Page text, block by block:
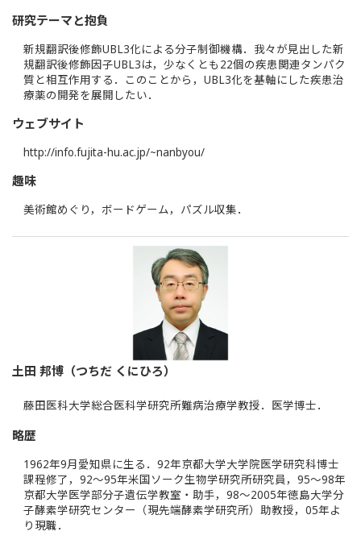
研究テーマと抱負
新規翻訳後修飾UBL3化による分子制御機構．我々が見出した新
規翻訳後修飾因子UBL3は，少なくとも22個の疾患関連タンパク
質と相互作用する．このことから，UBL3化を基軸にした疾患治
療薬の開発を展開したい．
ウェブサイト
http://info.fujita-hu.ac.jp/~nanbyou/
趣味
美術館めぐり，ボードゲーム，パズル収集．
土田 邦博（つちだ くにひろ）
藤田医科大学総合医科学研究所難病治療学教授．医学博士．
略歴
1962年9月愛知県に生る．92年京都大学大学院医学研究科博士
課程修了，92～95年米国ソーク生物学研究所研究員，95～98年
京都大学医学部分子遺伝学教室・助手，98～2005年徳島大学分
子酵素学研究センター（現先端酵素学研究所）助教授，05年よ
り現職．